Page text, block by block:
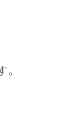
。